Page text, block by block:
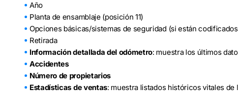
Año
Planta de ensamblaje (posición 11)
Opciones básicas/sistemas de seguridad (si están
Retirada
Información detallada del odómetro: muestra los últimos
Accidentes
Número de propietarios
Estadísticas de ventas: muestra listados históricos vitales